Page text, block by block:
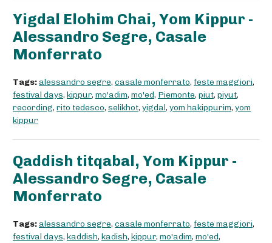
Yigdal Elohim Chai, Yom Kippur -
Alessandro Segre, Casale
Monferrato
Tags:alessandro segre, casale monferrato, feste maggiori,
festival days, kippur, mo'adim, mo'ed, Piemonte, piut, piyut,
recording, rito tedesco, selikhot, yigdal, yom hakippurim, yom
kippur
Qaddish titqabal, Yom Kippur -
Alessandro Segre, Casale
Monferrato
Tags:alessandro segre, casale monferrato, feste maggiori,
festival days, kaddish, kadish, kippur, mo'adim, mo'ed,